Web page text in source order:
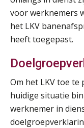
voor werknemers
het LKV
heeft toegepast.
Om het LKV toe te
huidige situatie
werknemer in
28
AUG
28
AUG
31
AUG